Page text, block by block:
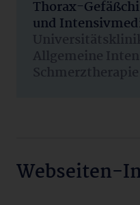
Thorax-
und
Allgemeine
Schmerztherapie
Webseiten-